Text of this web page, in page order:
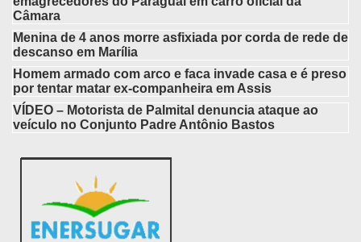
Câmara
Menina de 4 anos morre asfixiada por corda de rede de
descanso em Marília
Homem armado com arco e faca invade casa e é preso
por tentar matar ex-companheira em Assis
VÍDEO – Motorista de Palmital denuncia ataque ao
veículo no Conjunto Padre Antônio Bastos